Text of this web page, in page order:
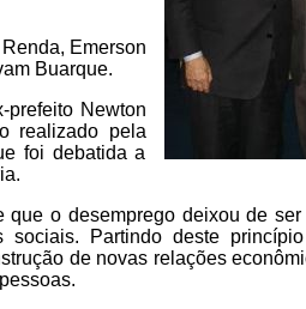
Emerson
Buarque.
prefeito Newton
realizado pela
foi debatida a
o desemprego deixou de
Partindo deste
de novas relações